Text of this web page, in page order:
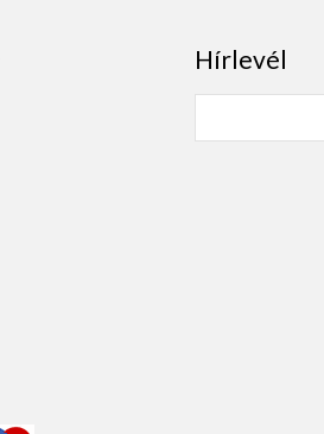
Hírlevél